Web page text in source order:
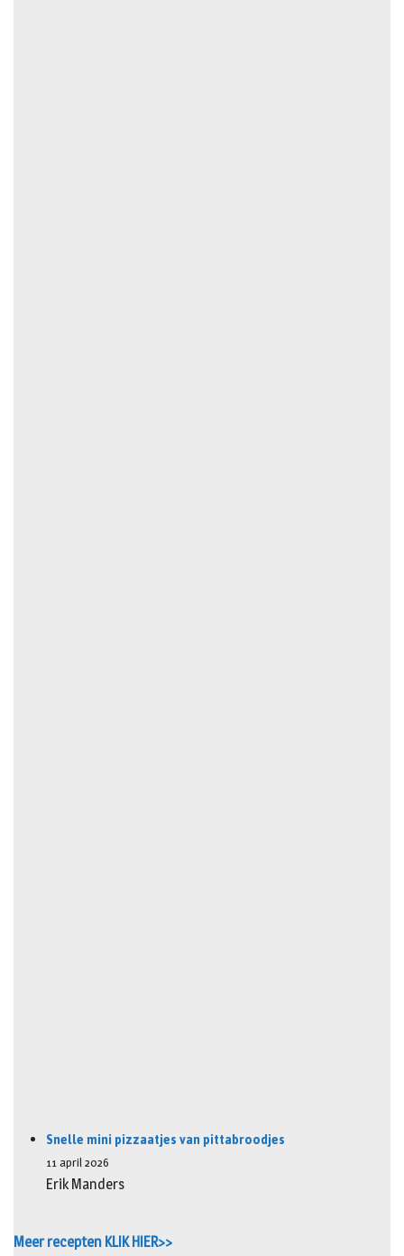
Snelle mini pizzaatjes van pittabroodjes
11 april 2026
Erik Manders
Meer recepten KLIK HIER>>